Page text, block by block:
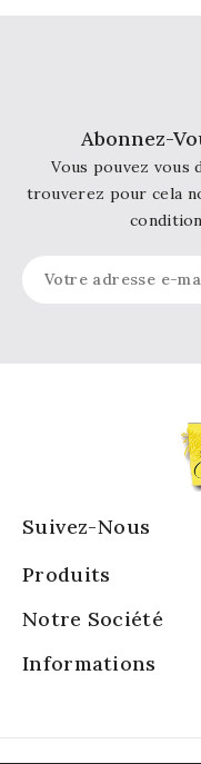
Abonnez-
Vous pouvez vous
trouverez pour cela
Suivez-Nous
Produits
Notre Société
Informations